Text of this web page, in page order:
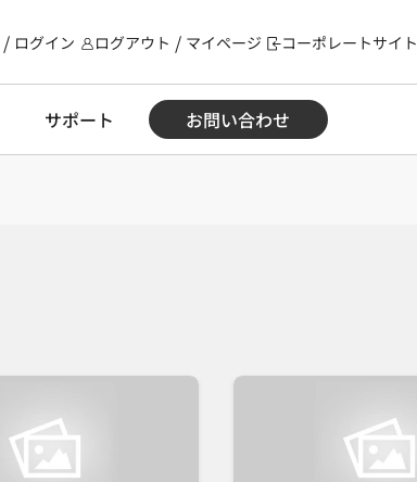
ログイン ログアウト マイページ コーポレートサイト
サポート お問い合わせ